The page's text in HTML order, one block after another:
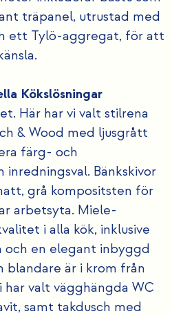
träpanel, utrustad med
ett Tylö-aggregat, för att
Kökslösningar
Här har vi valt stilrena
& Wood med ljusgrått
färg- och
Bänkskivor
grå kompositsten för
arbetsyta. Miele-
i alla kök, inklusive
och en elegant inbyggd
blandare är i krom från
har valt vägghängda WC
samt takdusch med